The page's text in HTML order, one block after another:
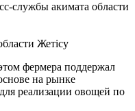
службы акимата области
Жетiсу
фермера поддержал
на рынке
реализации овощей по